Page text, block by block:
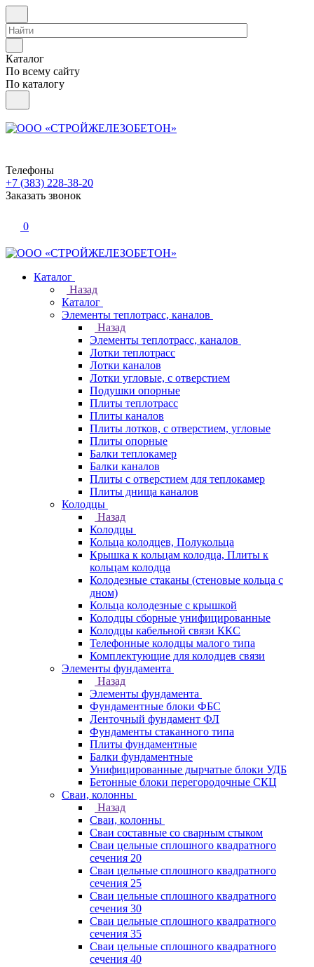
Каталог
По всему сайту
По каталогу
Телефоны
+7 (383) 228-38-20
Заказать звонок
0
Каталог
Назад
Каталог
Элементы теплотрасс, каналов
Назад
Элементы теплотрасс, каналов
Лотки теплотрасс
Лотки каналов
Лотки угловые, с отверстием
Подушки опорные
Плиты теплотрасс
Плиты каналов
Плиты лотков, с отверстием, угловые
Плиты опорные
Балки теплокамер
Балки каналов
Плиты с отверстием для теплокамер
Плиты днища каналов
Колодцы
Назад
Колодцы
Кольца колодцев, Полукольца
Крышка к кольцам колодца, Плиты к
кольцам колодца
Колодезные стаканы (стеновые кольца с
дном)
Кольца колодезные с крышкой
Колодцы сборные унифицированные
Колодцы кабельной связи ККС
Телефонные колодцы малого типа
Комплектующие для колодцев связи
Элементы фундамента
Назад
Элементы фундамента
Фундаментные блоки ФБС
Ленточный фундамент ФЛ
Фундаменты стаканного типа
Плиты фундаментные
Балки фундаментные
Унифицированные дырчатые блоки УДБ
Бетонные блоки перегородочные СКЦ
Сваи, колонны
Назад
Сваи, колонны
Сваи составные со сварным стыком
Сваи цельные сплошного квадратного
сечения 20
Сваи цельные сплошного квадратного
сечения 25
Сваи цельные сплошного квадратного
сечения 30
Сваи цельные сплошного квадратного
сечения 35
Сваи цельные сплошного квадратного
сечения 40